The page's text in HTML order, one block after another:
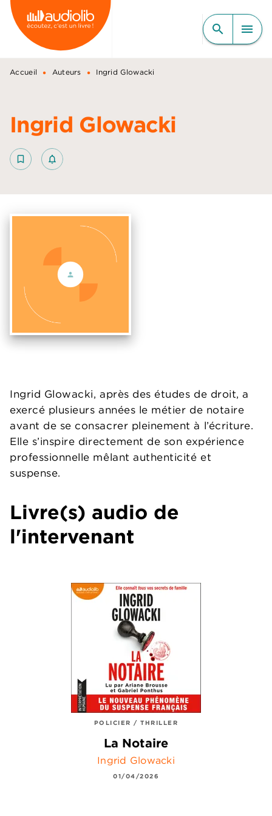
MENU RECHERCHE
CONTENU
PIED DE PAGE
search menu
Accueil • Auteurs • Ingrid Glowacki
Ingrid Glowacki
bookmark_border notifications_none_outlined
Ingrid Glowacki, après des études de droit, a
exercé plusieurs années le métier de notaire
avant de se consacrer pleinement à l’écriture.
Elle s’inspire directement de son expérience
professionnelle mêlant authenticité et
suspense.
Livre(s) audio de
l'intervenant
POLICIER / THRILLER
La Notaire
Ingrid Glowacki
01/04/2026